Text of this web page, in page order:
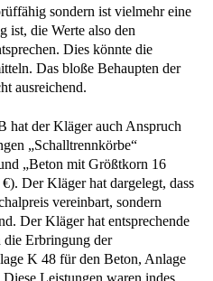
sondern ist vielmehr eine
ist, die Werte also den
Dies könnte die
Das bloße Behaupten der
ausreichend.
hat der Kläger auch Anspruch
„Schalltrennkörbe“
„Beton mit Größtkorn 16
Der Kläger hat dargelegt, dass
vereinbart, sondern
Der Kläger hat entsprechende
die Erbringung der
K 48 für den Beton, Anlage